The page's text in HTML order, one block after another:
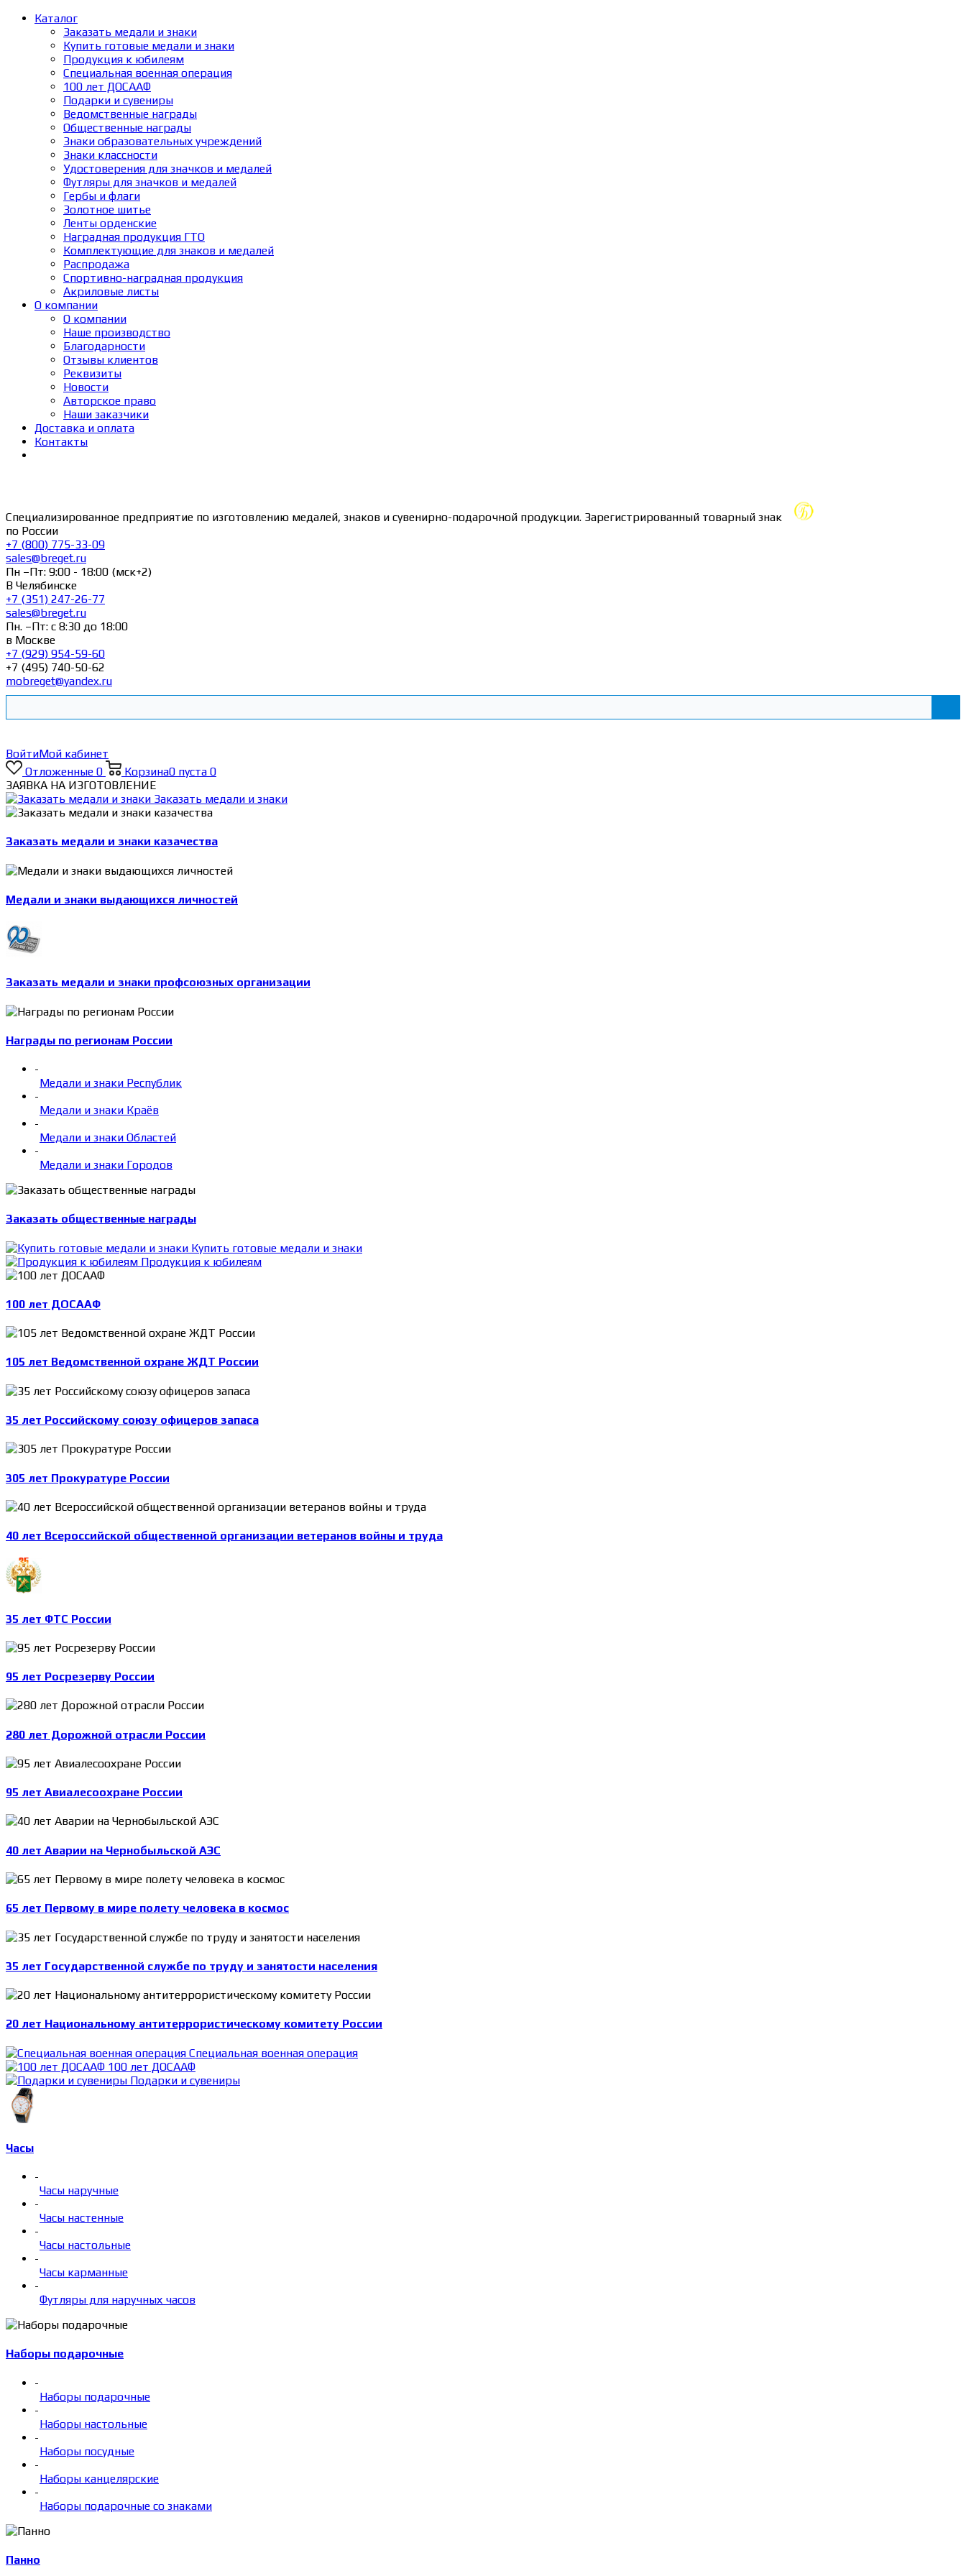
Каталог
Заказать медали и знаки
Купить готовые медали и знаки
Продукция к юбилеям
Специальная военная операция
100 лет ДОСААФ
Подарки и сувениры
Ведомственные награды
Общественные награды
Знаки образовательных учреждений
Знаки классности
Удостоверения для значков и медалей
Футляры для значков и медалей
Гербы и флаги
Золотное шитье
Ленты орденские
Наградная продукция ГТО
Комплектующие для знаков и медалей
Распродажа
Спортивно-наградная продукция
Акриловые листы
О компании
О компании
Наше производство
Благодарности
Отзывы клиентов
Реквизиты
Новости
Авторское право
Наши заказчики
Доставка и оплата
Контакты
Специализированное предприятие по изготовлению медалей, знаков и сувенирно-подарочной продукции. Зарегистрированный товарный знак
по России
+7 (800) 775-33-09
sales@breget.ru
Пн –Пт: 9:00 - 18:00 (мск+2)
В Челябинске
+7 (351) 247-26-77
sales@breget.ru
Пн. –Пт: с 8:30 до 18:00
в Москве
+7 (929) 954-59-60
+7 (495) 740-50-62
mobreget@yandex.ru
ВойтиМой кабинет
Отложенные 0 Корзина0 пуста 0
ЗАЯВКА НА ИЗГОТОВЛЕНИЕ
Заказать медали и знаки
Заказать медали и знаки казачества
Медали и знаки выдающихся личностей
Заказать медали и знаки профсоюзных организации
Награды по регионам России
-
Медали и знаки Республик
-
Медали и знаки Краёв
-
Медали и знаки Областей
-
Медали и знаки Городов
Заказать общественные награды
Купить готовые медали и знаки
Продукция к юбилеям
100 лет ДОСААФ
105 лет Ведомственной охране ЖДТ России
35 лет Российскому союзу офицеров запаса
305 лет Прокуратуре России
40 лет Всероссийской общественной организации ветеранов войны и труда
35 лет ФТС России
95 лет Росрезерву России
280 лет Дорожной отрасли России
95 лет Авиалесоохране России
40 лет Аварии на Чернобыльской АЭС
65 лет Первому в мире полету человека в космос
35 лет Государственной службе по труду и занятости населения
20 лет Национальному антитеррористическому комитету России
Специальная военная операция
100 лет ДОСААФ
Подарки и сувениры
Часы
-
Часы наручные
-
Часы настенные
-
Часы настольные
-
Часы карманные
-
Футляры для наручных часов
Наборы подарочные
-
Наборы подарочные
-
Наборы настольные
-
Наборы посудные
-
Наборы канцелярские
-
Наборы подарочные со знаками
Панно